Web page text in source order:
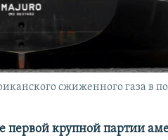
сжиженного газа в
первой крупной партии